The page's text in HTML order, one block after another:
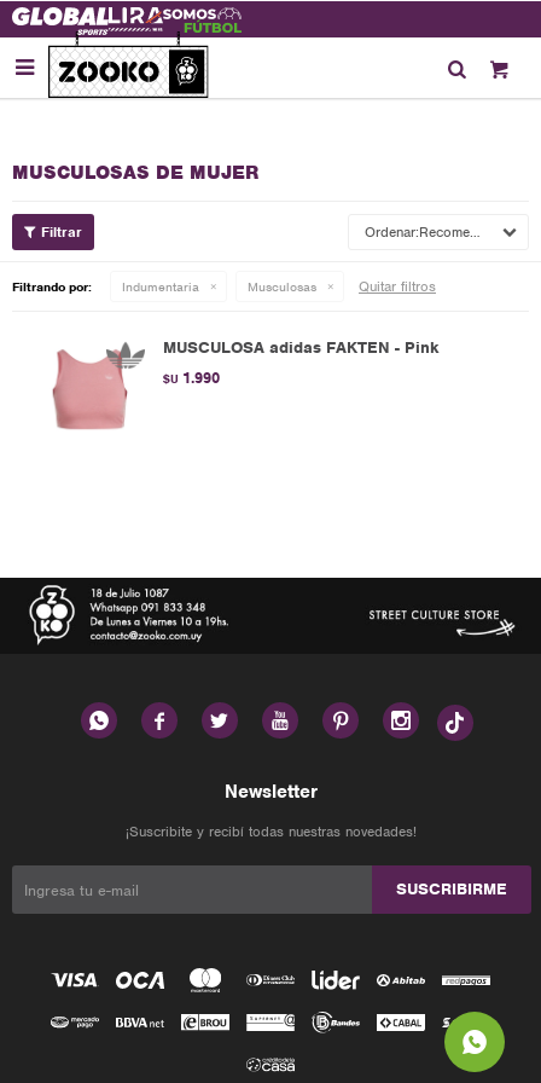

MUSCULOSAS DE MUJER
Recomendados
Filtrando por: Indumentaria Musculosas Quitar filtros
MUSCULOSA adidas FAKTEN - Pink
$U 1.990
     
Newsletter
¡Suscribite y recibí todas nuestras novedades!
SUSCRIBIRME